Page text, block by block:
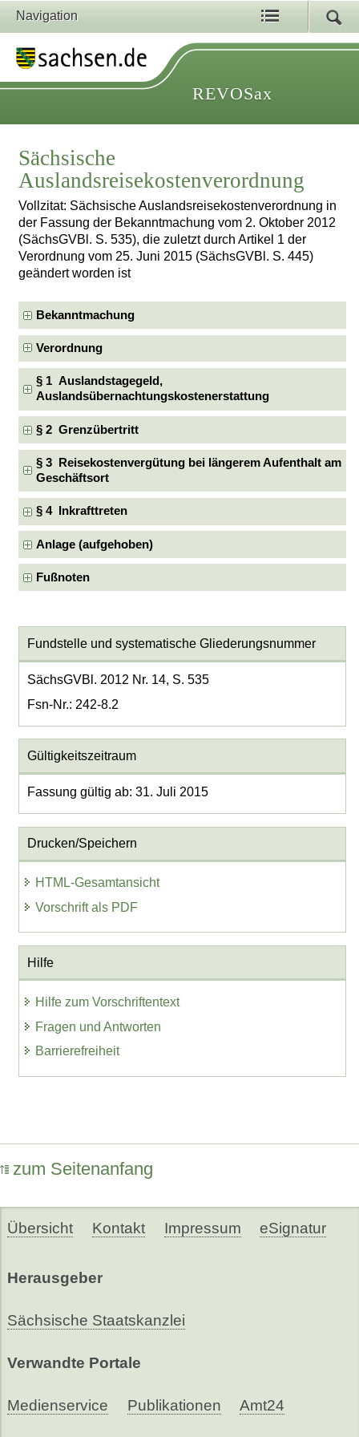
Navigation
REVOSax
Sächsische
Auslandsreisekostenverordnung
Vollzitat: Sächsische Auslandsreisekostenverordnung in
der Fassung der Bekanntmachung vom 2. Oktober 2012
(SächsGVBl. S. 535), die zuletzt durch Artikel 1 der
Verordnung vom 25. Juni 2015 (SächsGVBl. S. 445)
geändert worden ist
Bekanntmachung
Verordnung
§ 1 Auslandstagegeld,
Auslandsübernachtungskostenerstattung
§ 2 Grenzübertritt
§ 3 Reisekostenvergütung bei längerem Aufenthalt am
Geschäftsort
§ 4 Inkrafttreten
Anlage (aufgehoben)
Fußnoten
Fundstelle und systematische Gliederungsnummer
SächsGVBl. 2012 Nr. 14, S. 535
Fsn-Nr.: 242-8.2
Gültigkeitszeitraum
Fassung gültig ab: 31. Juli 2015
Drucken/Speichern
HTML-Gesamtansicht
Vorschrift als PDF
Hilfe
Hilfe zum Vorschriftentext
Fragen und Antworten
Barrierefreiheit
zum Seitenanfang
Übersicht Kontakt Impressum eSignatur
Herausgeber
Sächsische Staatskanzlei
Verwandte Portale
Medienservice Publikationen Amt24